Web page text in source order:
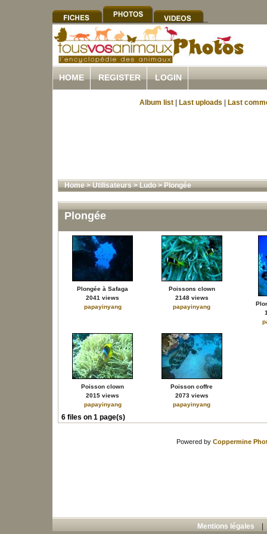
HOME REGISTER LOGIN
Album list Last uploads Last
Home>Utilisateurs>Ludo>Plongée
Plongée
Plongée à Safaga
2041 views
papayinyang
Poissons clown
2148 views
papayinyang
Poisson clown
2015 views
papayinyang
Poisson coffre
2073 views
papayinyang
6 files on 1 page(s)
Powered by Coppermine
Mentions légales